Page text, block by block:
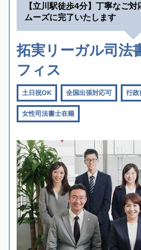
【立川駅徒歩4分】丁寧なご
ムーズに完了いたします
拓実リーガル司法
フィス
土日祝OK 全国出張対応可 行政
女性司法書士在籍